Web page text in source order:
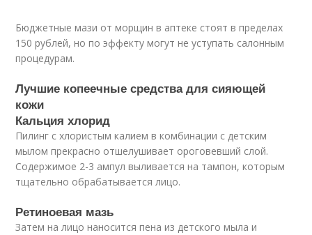
Бюджетные мази от морщин в аптеке стоят в пределах
150 рублей, но по эффекту могут не уступать салонным
процедурам.
Лучшие копеечные средства для сияющей
кожи
Кальция хлорид
Пилинг с хлористым калием в комбинации с детским
мылом прекрасно отшелушивает ороговевший слой.
Содержимое 2-3 ампул выливается на тампон, которым
тщательно обрабатывается лицо.
Ретиноевая мазь
Затем на лицо наносится пена из детского мыла и